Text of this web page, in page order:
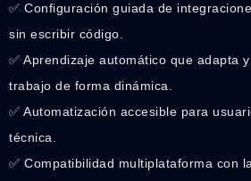
✅ Configuración guiada de
sin escribir código.
✅ Aprendizaje automático que adapta
trabajo de forma dinámica.
✅ Automatización accesible para
técnica.
✅ Compatibilidad multiplataforma con